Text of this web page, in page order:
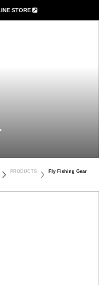
STORE
PRODUCTS Fly Fishing Gear